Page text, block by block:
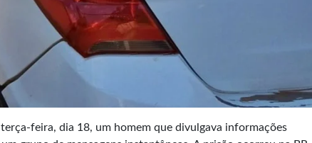
feira, dia 18, um homem que divulgava informações